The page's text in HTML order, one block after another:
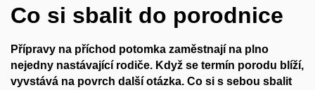
Co si sbalit do porodnice
Přípravy na příchod potomka zaměstnají na plno
nejedny nastávající rodiče. Když se termín porodu blíží,
vyvstává na povrch další otázka. Co si s sebou sbalit